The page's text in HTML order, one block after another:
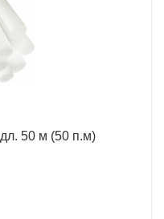
50 м (50 п.м)